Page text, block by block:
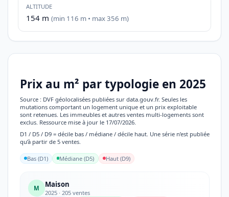
ALTITUDE
154 m (min 116 m • max 356 m)
Prix au m² par typologie en 2025
Source : DVF géolocalisées publiées sur data.gouv.fr. Seules les
mutations comportant un logement unique et un prix exploitable
sont retenues. Les immeubles et autres ventes multi-logements sont
exclus. Ressource mise à jour le 17/07/2026.
D1 / D5 / D9 = décile bas / médiane / décile haut. Une série n’est publiée
qu’à partir de 5 ventes.
Bas (D1) Médiane (D5) Haut (D9)
M Maison
2025 · 205 ventes